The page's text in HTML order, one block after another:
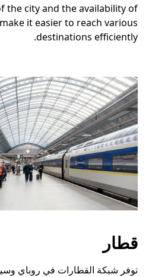
the city and the availability of
it easier to reach various
destinations efficiently.
قطار
توفر شبكة القطارات في روباي